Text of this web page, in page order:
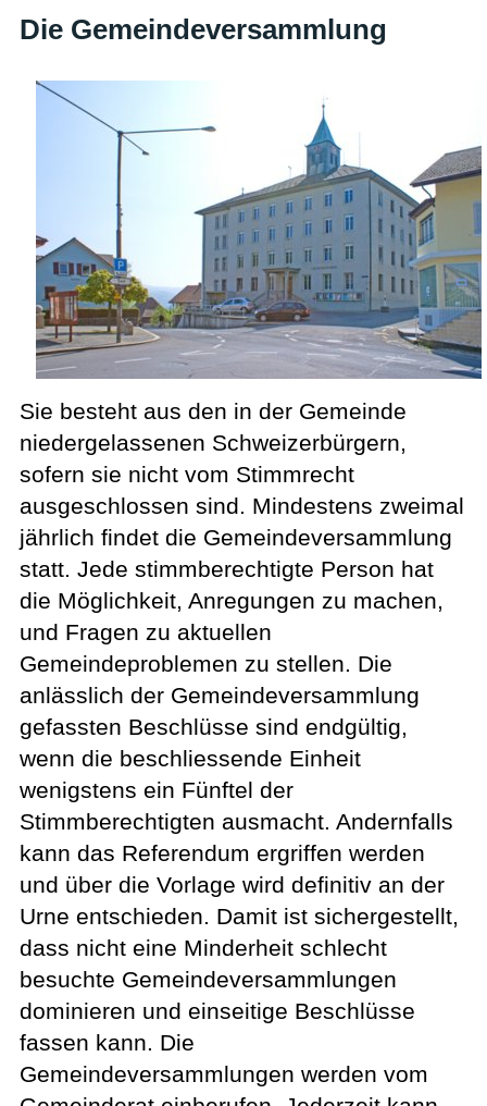
Die Gemeindeversammlung
Sie besteht aus den in der Gemeinde
niedergelassenen Schweizerbürgern,
sofern sie nicht vom Stimmrecht
ausgeschlossen sind. Mindestens zweimal
jährlich findet die Gemeindeversammlung
statt. Jede stimmberechtigte Person hat
die Möglichkeit, Anregungen zu machen,
und Fragen zu aktuellen
Gemeindeproblemen zu stellen. Die
anlässlich der Gemeindeversammlung
gefassten Beschlüsse sind endgültig,
wenn die beschliessende Einheit
wenigstens ein Fünftel der
Stimmberechtigten ausmacht. Andernfalls
kann das Referendum ergriffen werden
und über die Vorlage wird definitiv an der
Urne entschieden. Damit ist sichergestellt,
dass nicht eine Minderheit schlecht
besuchte Gemeindeversammlungen
dominieren und einseitige Beschlüsse
fassen kann. Die
Gemeindeversammlungen werden vom